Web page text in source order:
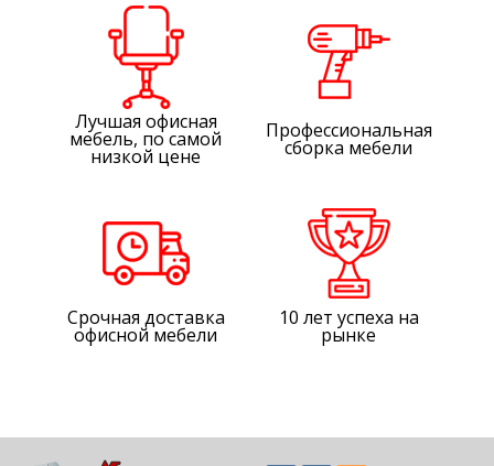
Лучшая офисная
мебель, по самой
низкой цене
Профессиональная
сборка мебели
Срочная доставка
офисной мебели
10 лет успеха на
рынке